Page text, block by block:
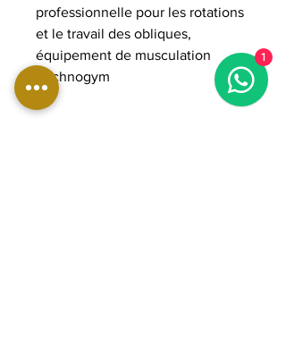
professionnelle pour les rotations
et le travail des obliques,
équipement de musculation
Technogym
1